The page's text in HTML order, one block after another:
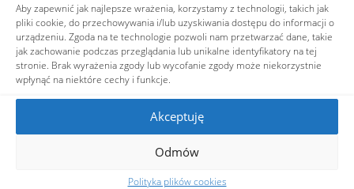
Aby zapewnić jak najlepsze wrażenia, korzystamy z technologii, takich jak
pliki cookie, do przechowywania i/lub uzyskiwania dostępu do informacji o
urządzeniu. Zgoda na te technologie pozwoli nam przetwarzać dane, takie
jak zachowanie podczas przeglądania lub unikalne identyfikatory na tej
stronie. Brak wyrażenia zgody lub wycofanie zgody może niekorzystnie
wpłynąć na niektóre cechy i funkcje.
Akceptuję
Odmów
Polityka plików cookies